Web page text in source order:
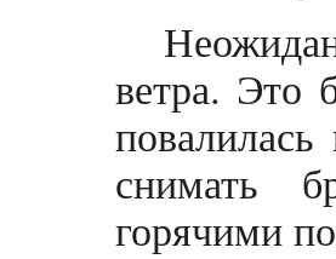
ветра. Это
снимать
горячими